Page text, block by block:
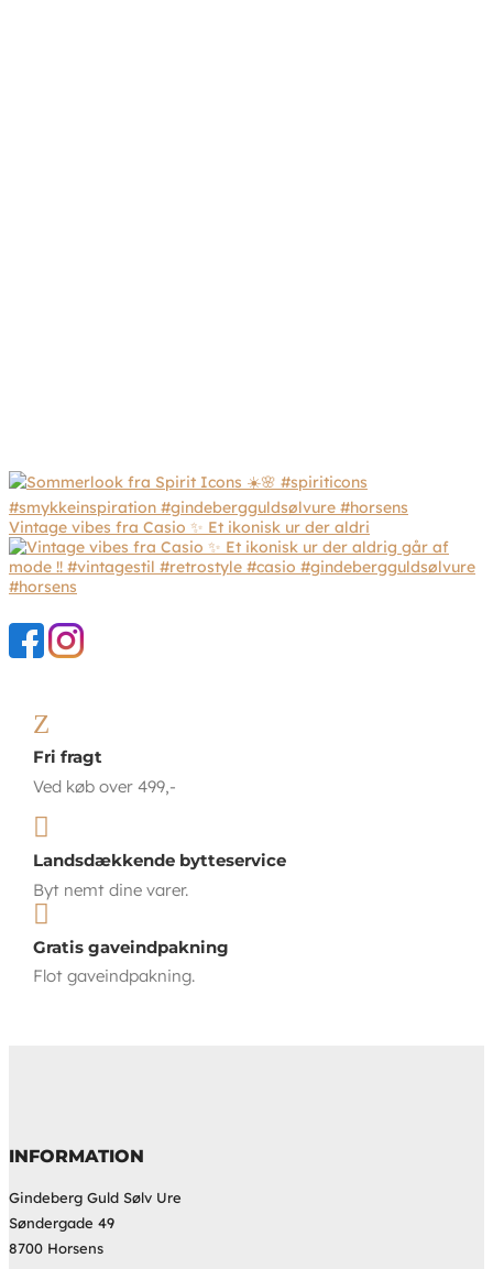
Vintage vibes fra Casio ✨ Et ikonisk ur der aldri
Z
Fri fragt
Ved køb over 499,-

Landsdækkende bytteservice
Byt nemt dine varer.

Gratis gaveindpakning
Flot gaveindpakning.
INFORMATION
Gindeberg Guld Sølv Ure
Søndergade 49
8700 Horsens